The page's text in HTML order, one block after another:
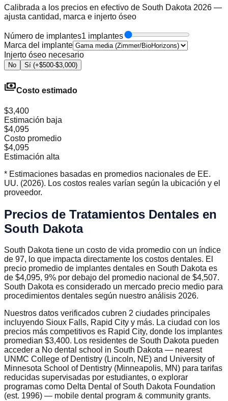
Calibrada a los precios en efectivo de South Dakota 2026 —
ajusta cantidad, marca e injerto óseo
Número de implantes1 implantes
Marca del implante
Injerto óseo necesario
No Sí (+$500-$3,000)
paymentsCosto estimado
$3,400
Estimación baja
$4,095
Costo promedio
$4,095
Estimación alta
* Estimaciones basadas en promedios nacionales de EE.
UU. (2026). Los costos reales varían según la ubicación y el
proveedor.
Precios de Tratamientos Dentales en
South Dakota
South Dakota tiene un costo de vida promedio con un índice
de 97, lo que impacta directamente los costos dentales. El
precio promedio de implantes dentales en South Dakota es
de $4,095, 9% por debajo del promedio nacional de $4,507.
South Dakota es considerado un mercado precio medio para
procedimientos dentales según nuestro análisis 2026.
Nuestros datos verificados cubren 2 ciudades principales
incluyendo Sioux Falls, Rapid City y más. La ciudad con los
precios más competitivos es Rapid City, donde los implantes
promedian $3,400. Los residentes de South Dakota pueden
acceder a No dental school in South Dakota — nearest
UNMC College of Dentistry (Lincoln, NE) and University of
Minnesota School of Dentistry (Minneapolis, MN) para tarifas
reducidas supervisadas por estudiantes, o explorar
programas como Delta Dental of South Dakota Foundation
(est. 1996) — mobile dental program & community grants.